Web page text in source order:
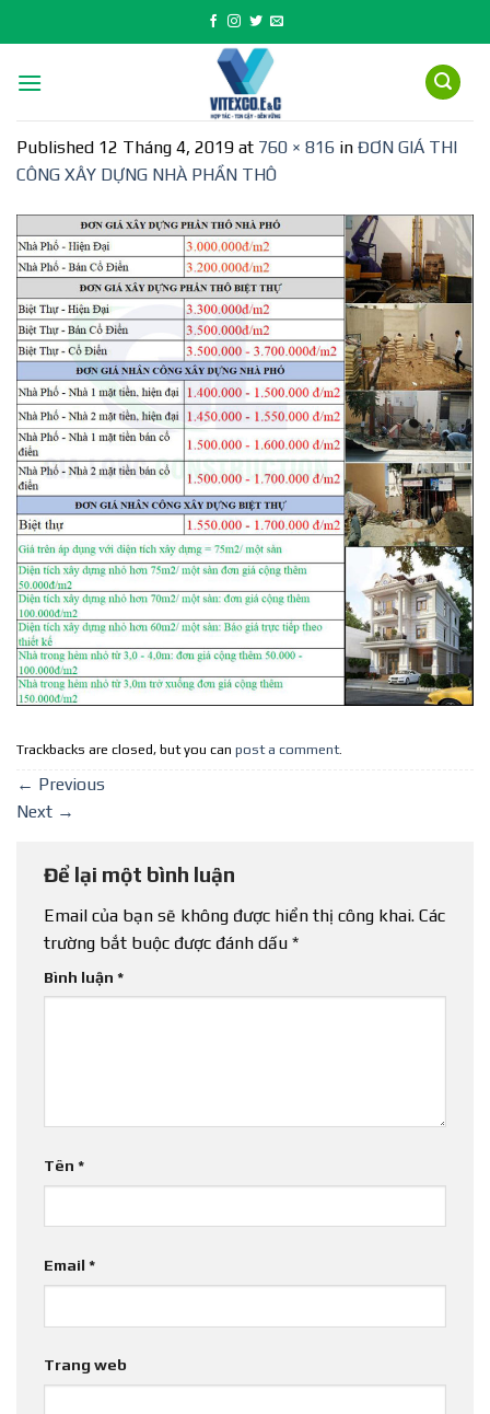
to
Published 12 Tháng 4, 2019 at 760 × 816 in ĐƠN GIÁ THI
CÔNG XÂY DỰNG NHÀ PHẦN THÔ
Trackbacks are closed, but you can post a comment.
← Previous
Next →
Để lại một bình luận
Email của bạn sẽ không được hiển thị công khai. Các
trường bắt buộc được đánh dấu *
Bình luận *
Tên *
Email *
Trang web